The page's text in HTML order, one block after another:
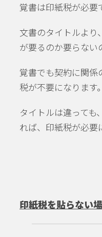
覚書は印紙税が必要
文書のタイトルより
が要るのか要らない
覚書でも契約に関
税が不要になります。
タイトルは違っても
れば、印紙税が必要
印紙税を貼らない